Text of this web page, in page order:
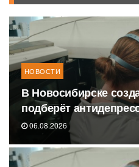
НОВОСТИ
В Новосибирске
подберёт
06.08.2026